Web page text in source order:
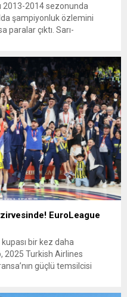
2013-2014 sezonunda
şampiyonluk özlemini
paralar çıktı. Sarı-
2018’de başkanlık
artarken
EuroLeague
bir kez daha
2025 Turkish Airlines
güçlü temsilcisi